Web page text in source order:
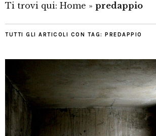
Ti trovi qui: Home » predappio
TUTTI GLI ARTICOLI CON TAG: PREDAPPIO